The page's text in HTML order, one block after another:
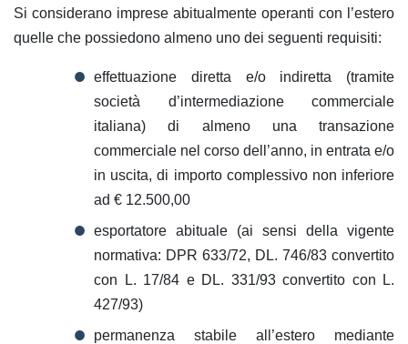
Si considerano imprese abitualmente operanti con l’estero
quelle che possiedono almeno uno dei seguenti requisiti:
effettuazione diretta e/o indiretta (tramite
società d’intermediazione commerciale
italiana) di almeno una transazione
commerciale nel corso dell’anno, in entrata e/o
in uscita, di importo complessivo non inferiore
ad € 12.500,00
esportatore abituale (ai sensi della vigente
normativa: DPR 633/72, DL. 746/83 convertito
con L. 17/84 e DL. 331/93 convertito con L.
427/93)
permanenza stabile all’estero mediante